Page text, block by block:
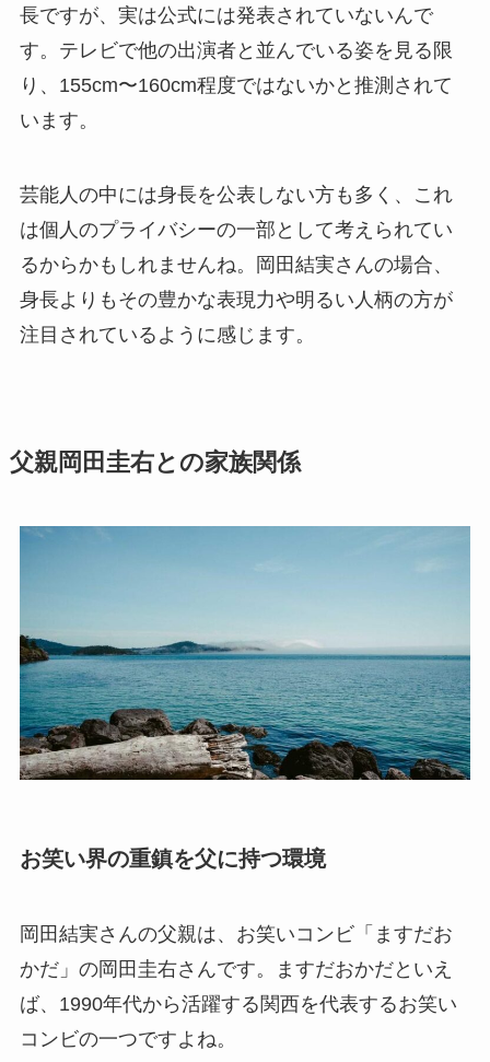
長ですが、実は公式には発表されていないんで
す。テレビで他の出演者と並んでいる姿を見る限
り、155cm〜160cm程度ではないかと推測されて
います。
芸能人の中には身長を公表しない方も多く、これ
は個人のプライバシーの一部として考えられてい
るからかもしれませんね。岡田結実さんの場合、
身長よりもその豊かな表現力や明るい人柄の方が
注目されているように感じます。
父親岡田圭右との家族関係
お笑い界の重鎮を父に持つ環境
岡田結実さんの父親は、お笑いコンビ「ますだお
かだ」の岡田圭右さんです。ますだおかだといえ
ば、1990年代から活躍する関西を代表するお笑い
コンビの一つですよね。